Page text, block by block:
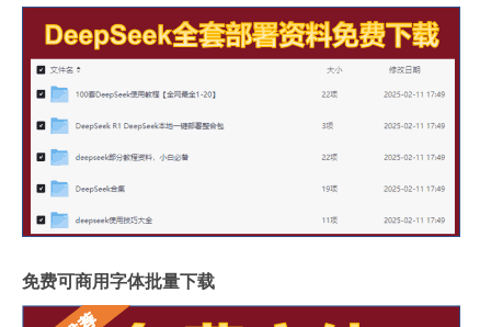
免费可商用字体批量下载